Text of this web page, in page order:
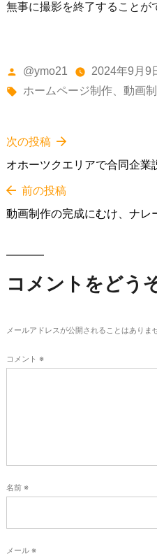
無事に撮影を終了することが
投
稿
@ymo21 2024年9月9
タ
ホームページ制作、 動画
投
稿
ナ
ビ
ゲ
シ
前の投稿前
投
動画制作の完成にむけ、ナレ
次の投稿
次
投
オホーツクエリアで合同企業
コメントをどう
メールアドレスが公開されることはありま
コメント ※
名前 ※
メール ※